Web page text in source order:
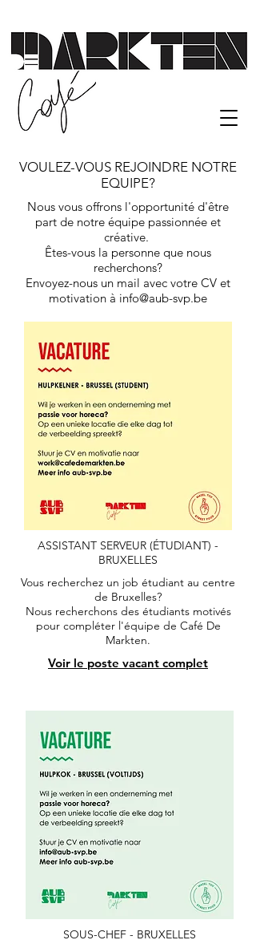
VOULEZ-VOUS REJOINDRE NOTRE
EQUIPE?
Nous vous offrons l'opportunité d'être
part de notre équipe passionnée et
créative.
Êtes-vous la personne que nous
recherchons?
Envoyez-nous un mail avec votre CV et
motivation à info@aub-svp.be
ASSISTANT SERVEUR (ÉTUDIANT) -
BRUXELLES
Vous recherchez un job étudiant au centre
de Bruxelles?
Nous recherchons des étudiants motivés
pour compléter l'équipe de Café De
Markten.
Voir le poste vacant complet
SOUS-CHEF - BRUXELLES